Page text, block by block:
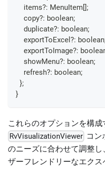
    items
?: MenuItem[];
    copy
?: boolean;
    duplicate
?: boolean;
    exportToExcel
?: boolean
    exportToImage
?:
    showMenu
?: boolean;
    refresh
?: boolean;
};
}
これらのオプションを構成
RvVisualizationViewer コン
のニーズに合わせて調整
ザーフレンドリーなエクス